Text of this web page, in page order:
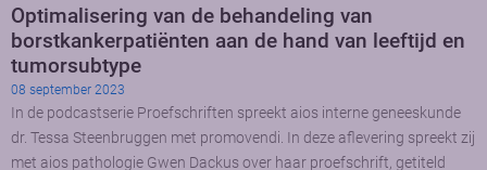
Optimalisering van de behandeling van
borstkankerpatiënten aan de hand van leeftijd en
tumorsubtype
08 september 2023
In de podcastserie Proefschriften spreekt aios interne geneeskunde
dr. Tessa Steenbruggen met promovendi. In deze aflevering spreekt zij
met aios pathologie Gwen Dackus over haar proefschrift, getiteld